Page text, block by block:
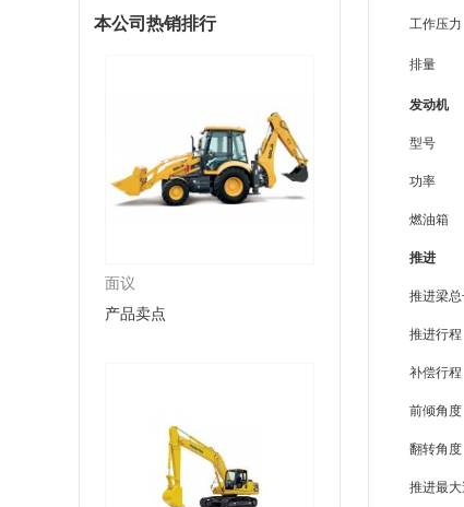
本公司热销排行
面议
产品卖点
工作压力
排量
发动机
型号
功率
燃油箱
推进
推进梁总
推进行程
补偿行程
前倾角度
翻转角度
推进最